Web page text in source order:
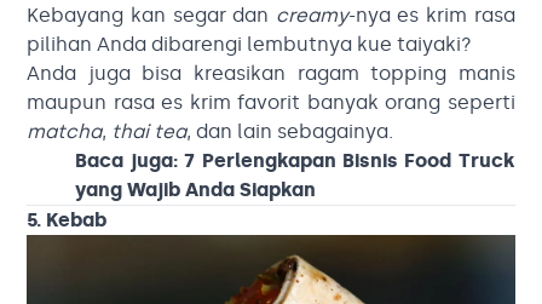
Kebayang kan segar dan creamy-nya es krim rasa
pilihan Anda dibarengi lembutnya kue taiyaki?
Anda juga bisa kreasikan ragam topping manis
maupun rasa es krim favorit banyak orang seperti
matcha, thai tea, dan lain sebagainya.
Baca juga:7 Perlengkapan Bisnis Food Truck
yang Wajib Anda Siapkan
5. Kebab